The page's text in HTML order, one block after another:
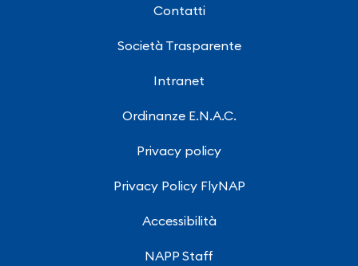
Contatti
Società Trasparente
Intranet
Ordinanze E.N.A.C.
Privacy policy
Privacy Policy FlyNAP
Accessibilità
NAPP Staff